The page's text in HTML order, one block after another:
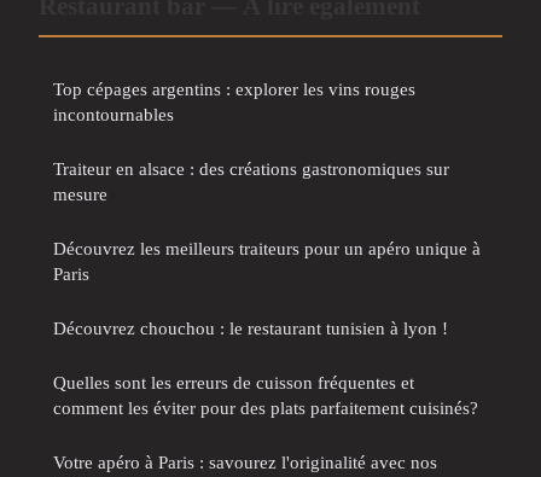
Top cépages argentins : explorer les vins rouges
incontournables
Traiteur en alsace : des créations gastronomiques sur
mesure
Découvrez les meilleurs traiteurs pour un apéro unique à
Paris
Découvrez chouchou : le restaurant tunisien à lyon !
Quelles sont les erreurs de cuisson fréquentes et
comment les éviter pour des plats parfaitement cuisinés?
Votre apéro à Paris : savourez l'originalité avec nos